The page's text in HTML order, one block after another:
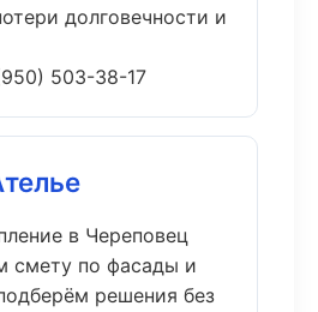
долговечности и
503-38-17
в Череповец
смету по фасады и
решения без